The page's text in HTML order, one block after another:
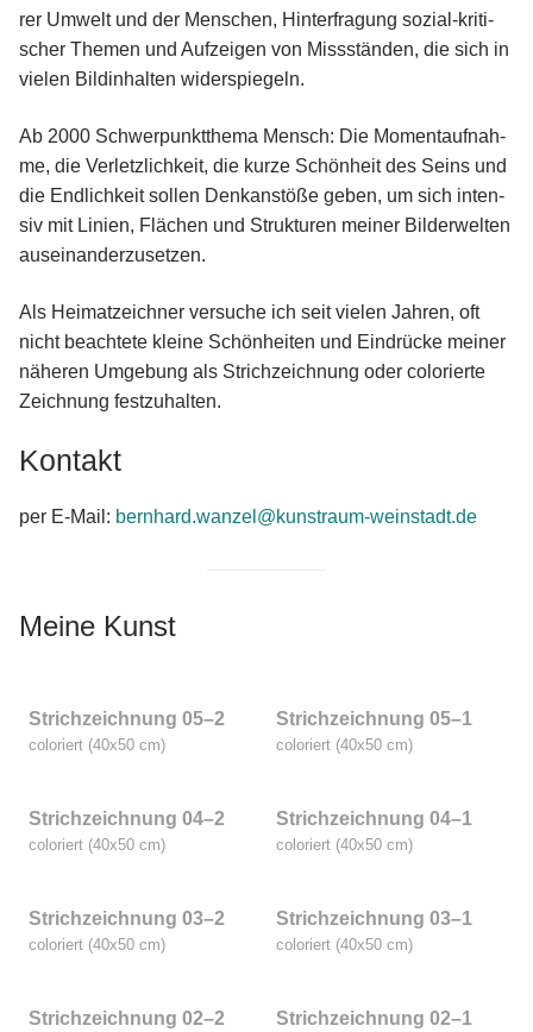
rer Umwelt und der Men­schen, Hin­ter­fra­gung sozi­al-kri­ti­
scher The­men und Auf­zei­gen von Miss­stän­den, die sich in
vie­len Bild­in­hal­ten widerspiegeln.
Ab 2000 Schwer­punkt­the­ma Mensch: Die Moment­auf­nah­
me, die Ver­letz­lich­keit, die kur­ze Schön­heit des Seins und
die End­lich­keit sol­len Denk­an­stö­ße geben, um sich inten­
siv mit Lini­en, Flä­chen und Struk­tu­ren mei­ner Bil­der­wel­ten
auseinanderzusetzen.
Als Hei­mat­zeich­ner ver­su­che ich seit vie­len Jah­ren, oft
nicht beach­te­te klei­ne Schön­hei­ten und Ein­drü­cke mei­ner
nähe­ren Umge­bung als Strich­zeich­nung oder colo­rier­te
Zeich­nung festzuhalten.
Kon­takt
per E‑Mail: bernhard.​wanzel@​kunstraum-​weinstadt.​de
Mei­ne Kunst
Strich­zeich­nung 05–2
colo­riert (40x50 cm)
Strich­zeich­nung 05–1
colo­riert (40x50 cm)
Strich­zeich­nung 04–2
colo­riert (40x50 cm)
Strich­zeich­nung 04–1
colo­riert (40x50 cm)
Strich­zeich­nung 03–2
colo­riert (40x50 cm)
Strich­zeich­nung 03–1
colo­riert (40x50 cm)
Strich­zeich­nung 02–2 Strich­zeich­nung 02–1